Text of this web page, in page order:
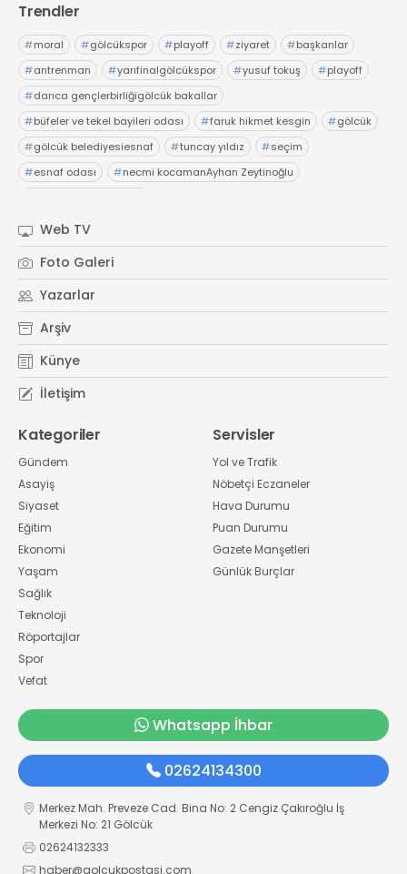
Trendler
#moral #gölcükspor #playoff #ziyaret #başkanlar
#antrenman #yarıfinalgölcükspor #yusuf tokuş #playoff
#darıca gençlerbirliğigölcük bakallar
#büfeler ve tekel bayileri odası #faruk hikmet kesgin #gölcük
#gölcük belediyesiesnaf #tuncay yıldız #seçim
#esnaf odası #necmi kocamanAyhan Zeytinoğlu
Web TV
Foto Galeri
Yazarlar
Arşiv
Künye
İletişim
Kategoriler
Gündem
Asayiş
Siyaset
Eğitim
Ekonomi
Yaşam
Sağlık
Teknoloji
Röportajlar
Spor
Vefat
Servisler
Yol ve Trafik
Nöbetçi Eczaneler
Hava Durumu
Puan Durumu
Gazete Manşetleri
Günlük Burçlar
Whatsapp İhbar
02624134300
Merkez Mah. Preveze Cad. Bina No: 2 Cengiz Çakıroğlu İş
Merkezi No: 21 Gölcük
02624132333
haber@golcukpostasi.com